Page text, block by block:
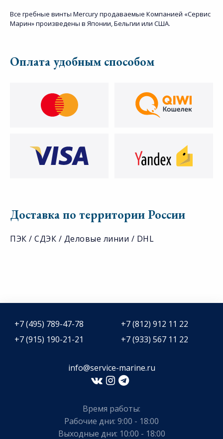
Все гребные винты Mercury продаваемые Компанией «Сервис
Марин» произведены в Японии, Бельгии или США.
Оплата удобным способом
Доставка по территории России
ПЭК / СДЭК / Деловые линии / DHL
+7 (495) 789-47-78
+7 (812) 912 11 22
+7 (915) 190-21-21
+7 (933) 567 11 22
info@service-marine.ru​​
Время работы:
Рабочие дни: 9:00 - 18:00
Выходные дни: 10:00 - 18:00